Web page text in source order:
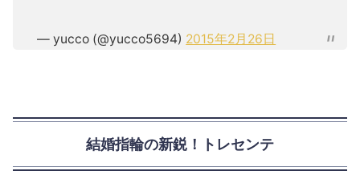
— yucco (@yucco5694) 2015年2月26日
結婚指輪の新鋭！トレセンテ